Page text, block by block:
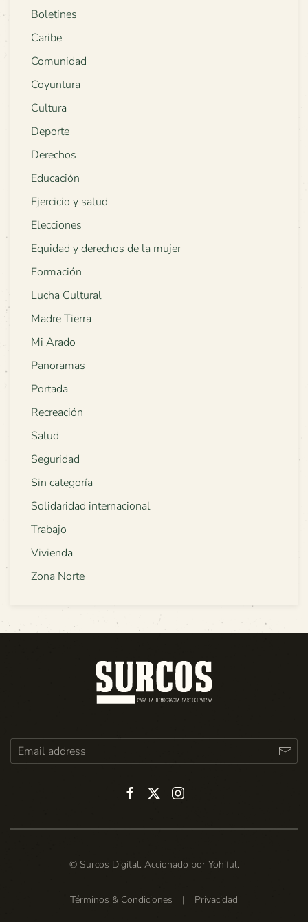
Boletines
Caribe
Comunidad
Coyuntura
Cultura
Deporte
Derechos
Educación
Ejercicio y salud
Elecciones
Equidad y derechos de la mujer
Formación
Lucha Cultural
Madre Tierra
Mi Arado
Panoramas
Portada
Recreación
Salud
Seguridad
Sin categoría
Solidaridad internacional
Trabajo
Vivienda
Zona Norte
© Surcos Digital. Accionado por Yohiful.
Términos & Condiciones | Privacidad